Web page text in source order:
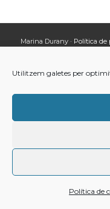
Utilitzem galetes per
Política de
Marina Durany · Política de